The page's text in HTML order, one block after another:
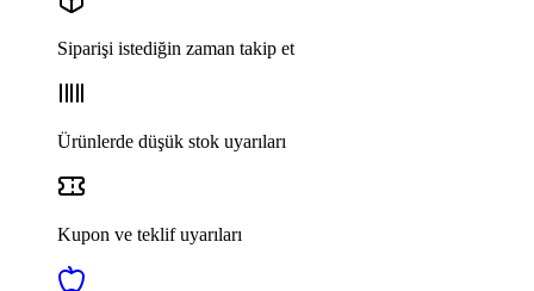
Siparişi istediğin zaman takip et
Ürünlerde düşük stok uyarıları
Kupon ve teklif uyarıları